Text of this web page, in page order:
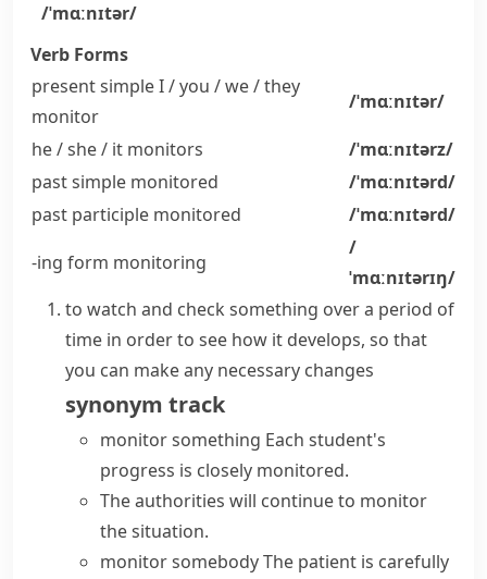
/ˈmɑːnɪtər/
Verb Forms
present simple I / you / we / they
monitor
/ˈmɑːnɪtər/
he / she / it monitors
/ˈmɑːnɪtərz/
past simple monitored
/ˈmɑːnɪtərd/
past participle monitored
/ˈmɑːnɪtərd/
-ing form monitoring
/
ˈmɑːnɪtərɪŋ/
to watch and check something over a period of
time in order to see how it develops, so that
you can make any necessary changes
synonym track
monitor something Each student's
progress is closely monitored.
The authorities will continue to monitor
the situation.
monitor somebodyThe patient is carefully